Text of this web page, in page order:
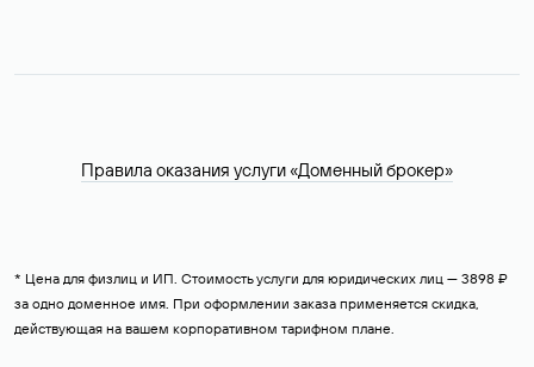
Правила оказания услуги «Доменный брокер»
* Цена для физлиц и ИП. Стоимость услуги для юридических лиц — 3898 ₽
за одно доменное имя. При оформлении заказа применяется скидка,
действующая на вашем корпоративном тарифном плане.